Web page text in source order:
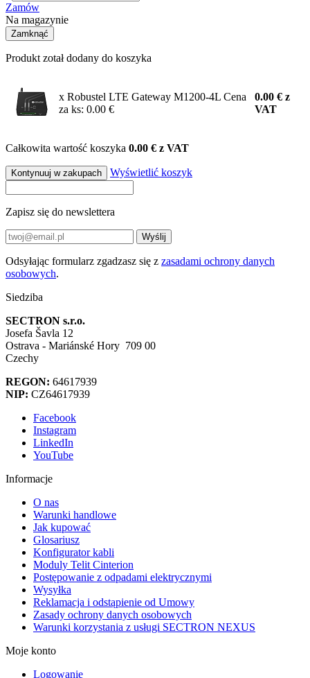
Zamów
Na magazynie
Zamknąć
Produkt zotał dodany do koszyka
x Robustel LTE Gateway M1200-4L Cena
za ks: 0.00 €
0.00 € z
VAT
Całkowita wartość koszyka 0.00 € z VAT
Kontynuuj w zakupach Wyświetlić koszyk
Zapisz się do newslettera
Wyślij
Odsyłając formularz zgadzasz się z zasadami ochrony danych
osobowych.
Siedziba
SECTRON s.r.o.
Josefa Šavla 12
Ostrava - Mariánské Hory 709 00
Czechy
REGON: 64617939
NIP: CZ64617939
Facebook
Instagram
LinkedIn
YouTube
Informacje
O nas
Warunki handlowe
Jak kupować
Glosariusz
Konfigurator kabli
Moduly Telit Cinterion
Postępowanie z odpadami elektrycznymi
Wysyłka
Reklamacja i odstąpienie od Umowy
Zasady ochrony danych osobowych
Warunki korzystania z usługi SECTRON NEXUS
Moje konto
Logowanie